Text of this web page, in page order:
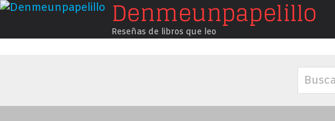
Saltar
contenido
Denmeunpapelillo
Reseñas de libros que leo
Buscar: